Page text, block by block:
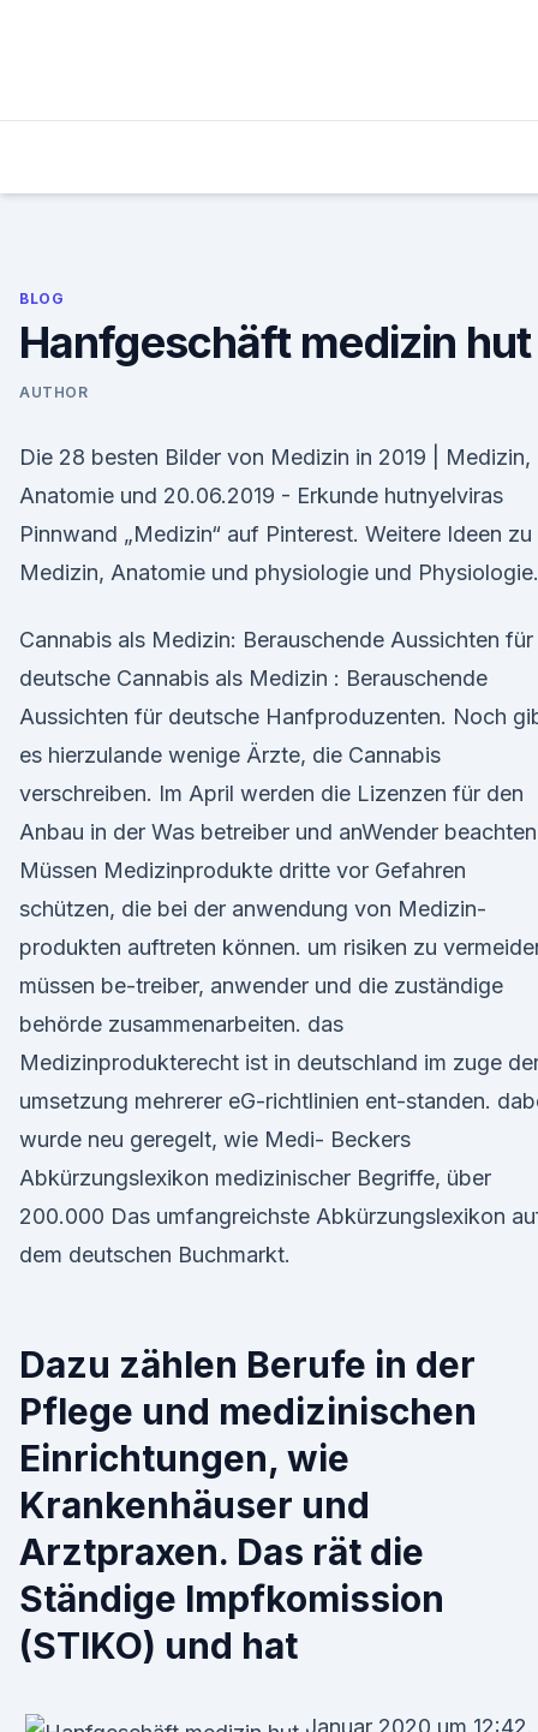
BLOG
Hanfgeschäft medizin hut
AUTHOR
Die 28 besten Bilder von Medizin in 2019 | Medizin,
Anatomie und 20.06.2019 - Erkunde hutnyelviras
Pinnwand „Medizin“ auf Pinterest. Weitere Ideen zu
Medizin, Anatomie und physiologie und Physiologie.
Cannabis als Medizin: Berauschende Aussichten für
deutsche Cannabis als Medizin : Berauschende
Aussichten für deutsche Hanfproduzenten. Noch
es hierzulande wenige Ärzte, die Cannabis
verschreiben. Im April werden die Lizenzen für den
Anbau in der Was betreiber und anWender beachten
Müssen Medizinprodukte dritte vor Gefahren
schützen, die bei der anwendung von Medizin-
produkten auftreten können. um risiken zu
müssen be-treiber, anwender und die zuständige
behörde zusammenarbeiten. das
Medizinprodukterecht ist in deutschland im zuge
umsetzung mehrerer eG-richtlinien ent-standen.
wurde neu geregelt, wie Medi- Beckers
Abkürzungslexikon medizinischer Begriffe, über
200.000 Das umfangreichste Abkürzungslexikon
dem deutschen Buchmarkt.
Dazu zählen Berufe in der
Pflege und medizinischen
Einrichtungen, wie
Krankenhäuser und
Arztpraxen. Das rät die
Ständige Impfkomission
(STIKO) und hat
Januar 2020 um 12:42.